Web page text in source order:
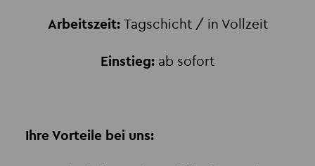
Arbeitszeit: Tagschicht / in Vollzeit
Einstieg: ab sofort
Ihre Vorteile bei uns: